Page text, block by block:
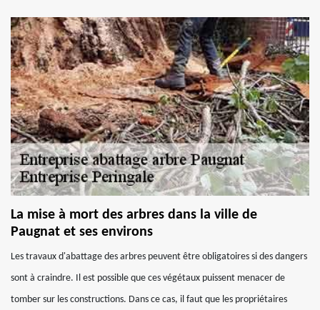
La mise à mort des arbres dans la ville de
Paugnat et ses environs
Les travaux d'abattage des arbres peuvent être obligatoires si des dangers
sont à craindre. Il est possible que ces végétaux puissent menacer de
tomber sur les constructions. Dans ce cas, il faut que les propriétaires